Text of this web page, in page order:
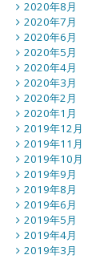
2020年8月
2020年7月
2020年6月
2020年5月
2020年4月
2020年3月
2020年2月
2020年1月
2019年12月
2019年11月
2019年10月
2019年9月
2019年8月
2019年6月
2019年5月
2019年4月
2019年3月